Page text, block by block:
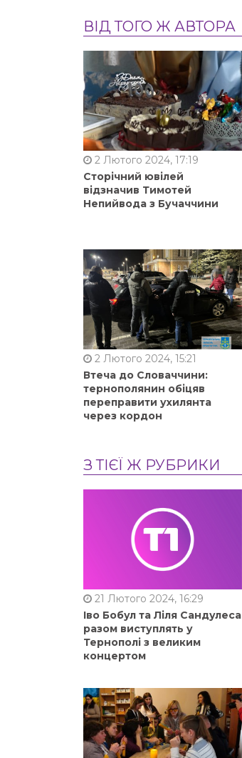
ВІД ТОГО Ж АВТОРА
2 Лютого 2024, 17:19
Сторічний ювілей
відзначив Тимотей
Непийвода з Бучаччини
2 Лютого 2024, 15:21
Втеча до Словаччини:
тернополянин обіцяв
переправити ухилянта
через кордон
З ТІЄЇ Ж РУБРИКИ
21 Лютого 2024, 16:29
Іво Бобул та Ліля Сандулеса
разом виступлять у
Тернополі з великим
концертом